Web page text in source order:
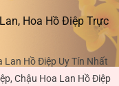
Hoa Hồ Điệp Trực
Lan Hồ Điệp Uy Tín Nhất
Chậu Hoa Lan Hồ Điệp